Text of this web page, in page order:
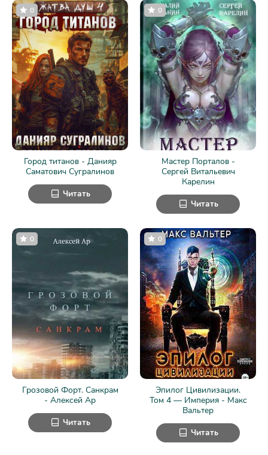
Город титанов - Данияр
Саматович Сугралинов
0
Читать
Мастер Порталов -
Сергей Витальевич
Карелин
0
Читать
Грозовой Форт. Санкрам
- Алексей Ар
0
Читать
Эпилог Цивилизации.
Том 4 — Империя - Макс
Вальтер
0
Читать